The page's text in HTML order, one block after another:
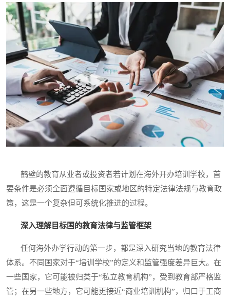
鹤壁的教育从业者或投资者若计划在海外开办培训学校，首
要条件是必须全面遵循目标国家或地区的特定法律法规与教育政
策，这是一个复杂但可系统化推进的过程。
深入理解目标国的教育法律与监管框架
任何海外办学行动的第一步，都是深入研究当地的教育法律
体系。不同国家对于“培训学校”的定义和监管强度差异巨大。在
一些国家，它可能被归类于“私立教育机构”，受到教育部严格监
管；在另一些地方，它可能更接近“商业培训机构”，归口于工商